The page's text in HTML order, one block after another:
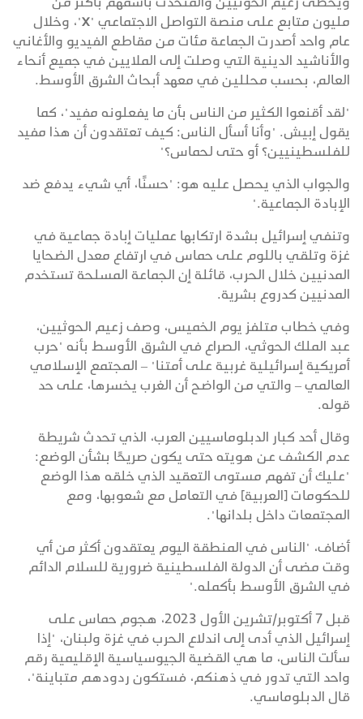
مليون متابع على منصة التواصل الاجتماعي "X"، وخلال
عام واحد أصدرت الجماعة مئات من مقاطع الفيديو والأغاني
والأناشيد الدينية التي وصلت إلى الملايين في جميع أنحاء
العالم، بحسب محللين في معهد أبحاث الشرق الأوسط.
"لقد أقنعوا الكثير من الناس بأن ما يفعلونه مفيد"، كما
يقول إبيش. "وأنا أسأل الناس: كيف تعتقدون أن هذا مفيد
للفلسطينيين؟ أو حتى لحماس؟"
والجواب الذي يحصل عليه هو: "حسنًا، أي شيء يدفع ضد
الإبادة الجماعية."
وتنفي إسرائيل بشدة ارتكابها عمليات إبادة جماعية في
غزة وتلقي باللوم على حماس في ارتفاع معدل الضحايا
المدنيين خلال الحرب، قائلة إن الجماعة المسلحة تستخدم
المدنيين كدروع بشرية.
وفي خطاب متلفز يوم الخميس، وصف زعيم الحوثيين،
عبد الملك الحوثي، الصراع في الشرق الأوسط بأنه "حرب
أمريكية إسرائيلية غربية على أمتنا" – المجتمع الإسلامي
العالمي – والتي من الواضح أن الغرب يخسرها، على حد
قوله.
وقال أحد كبار الدبلوماسيين العرب، الذي تحدث شريطة
عدم الكشف عن هويته حتى يكون صريحًا بشأن الوضع:
"عليك أن تفهم مستوى التعقيد الذي خلقه هذا الوضع
للحكومات [العربية] في التعامل مع شعوبها، ومع
المجتمعات داخل بلدانها".
أضاف، "الناس في المنطقة اليوم يعتقدون أكثر من أي
وقت مضى أن الدولة الفلسطينية ضرورية للسلام الدائم
في الشرق الأوسط بأكمله."
قبل 7 أكتوبر/تشرين الأول 2023، هجوم حماس على
إسرائيل الذي أدى إلى اندلاع الحرب في غزة ولبنان، "إذا
سألت الناس، ما هي القضية الجيوسياسية الإقليمية رقم
واحد التي تدور في ذهنكم، فستكون ردودهم متباينة"،
قال الدبلوماسي.